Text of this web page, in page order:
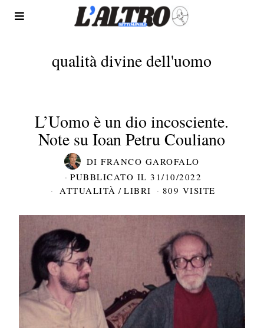
qualità divine dell'uomo
L’Uomo è un dio incosciente.
Note su Ioan Petru Couliano
DIFRANCO GAROFALO
PUBBLICATO IL 31/10/2022
ATTUALITÀ / LIBRI 809 VISITE